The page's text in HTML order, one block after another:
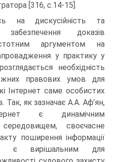
[316, с.14-15].
на дискусійність та
доказів
аргументом на
у практику у
необхідність
правових умов для
Інтернет саме особистих
Так, як зазначає А.А. Аф’ян,
є динамічним
середовищем, своєчасне
поширення інформації
є вирішальним для